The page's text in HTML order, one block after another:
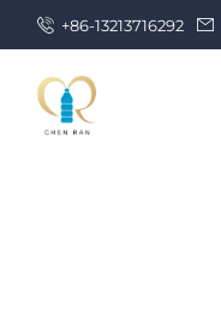
+86-13213716292